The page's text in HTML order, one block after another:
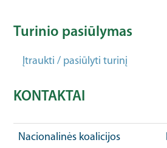
Turinio pasiūlymas
Įtraukti / pasiūlyti turinį
KONTAKTAI
Nacionalinės koalicijos